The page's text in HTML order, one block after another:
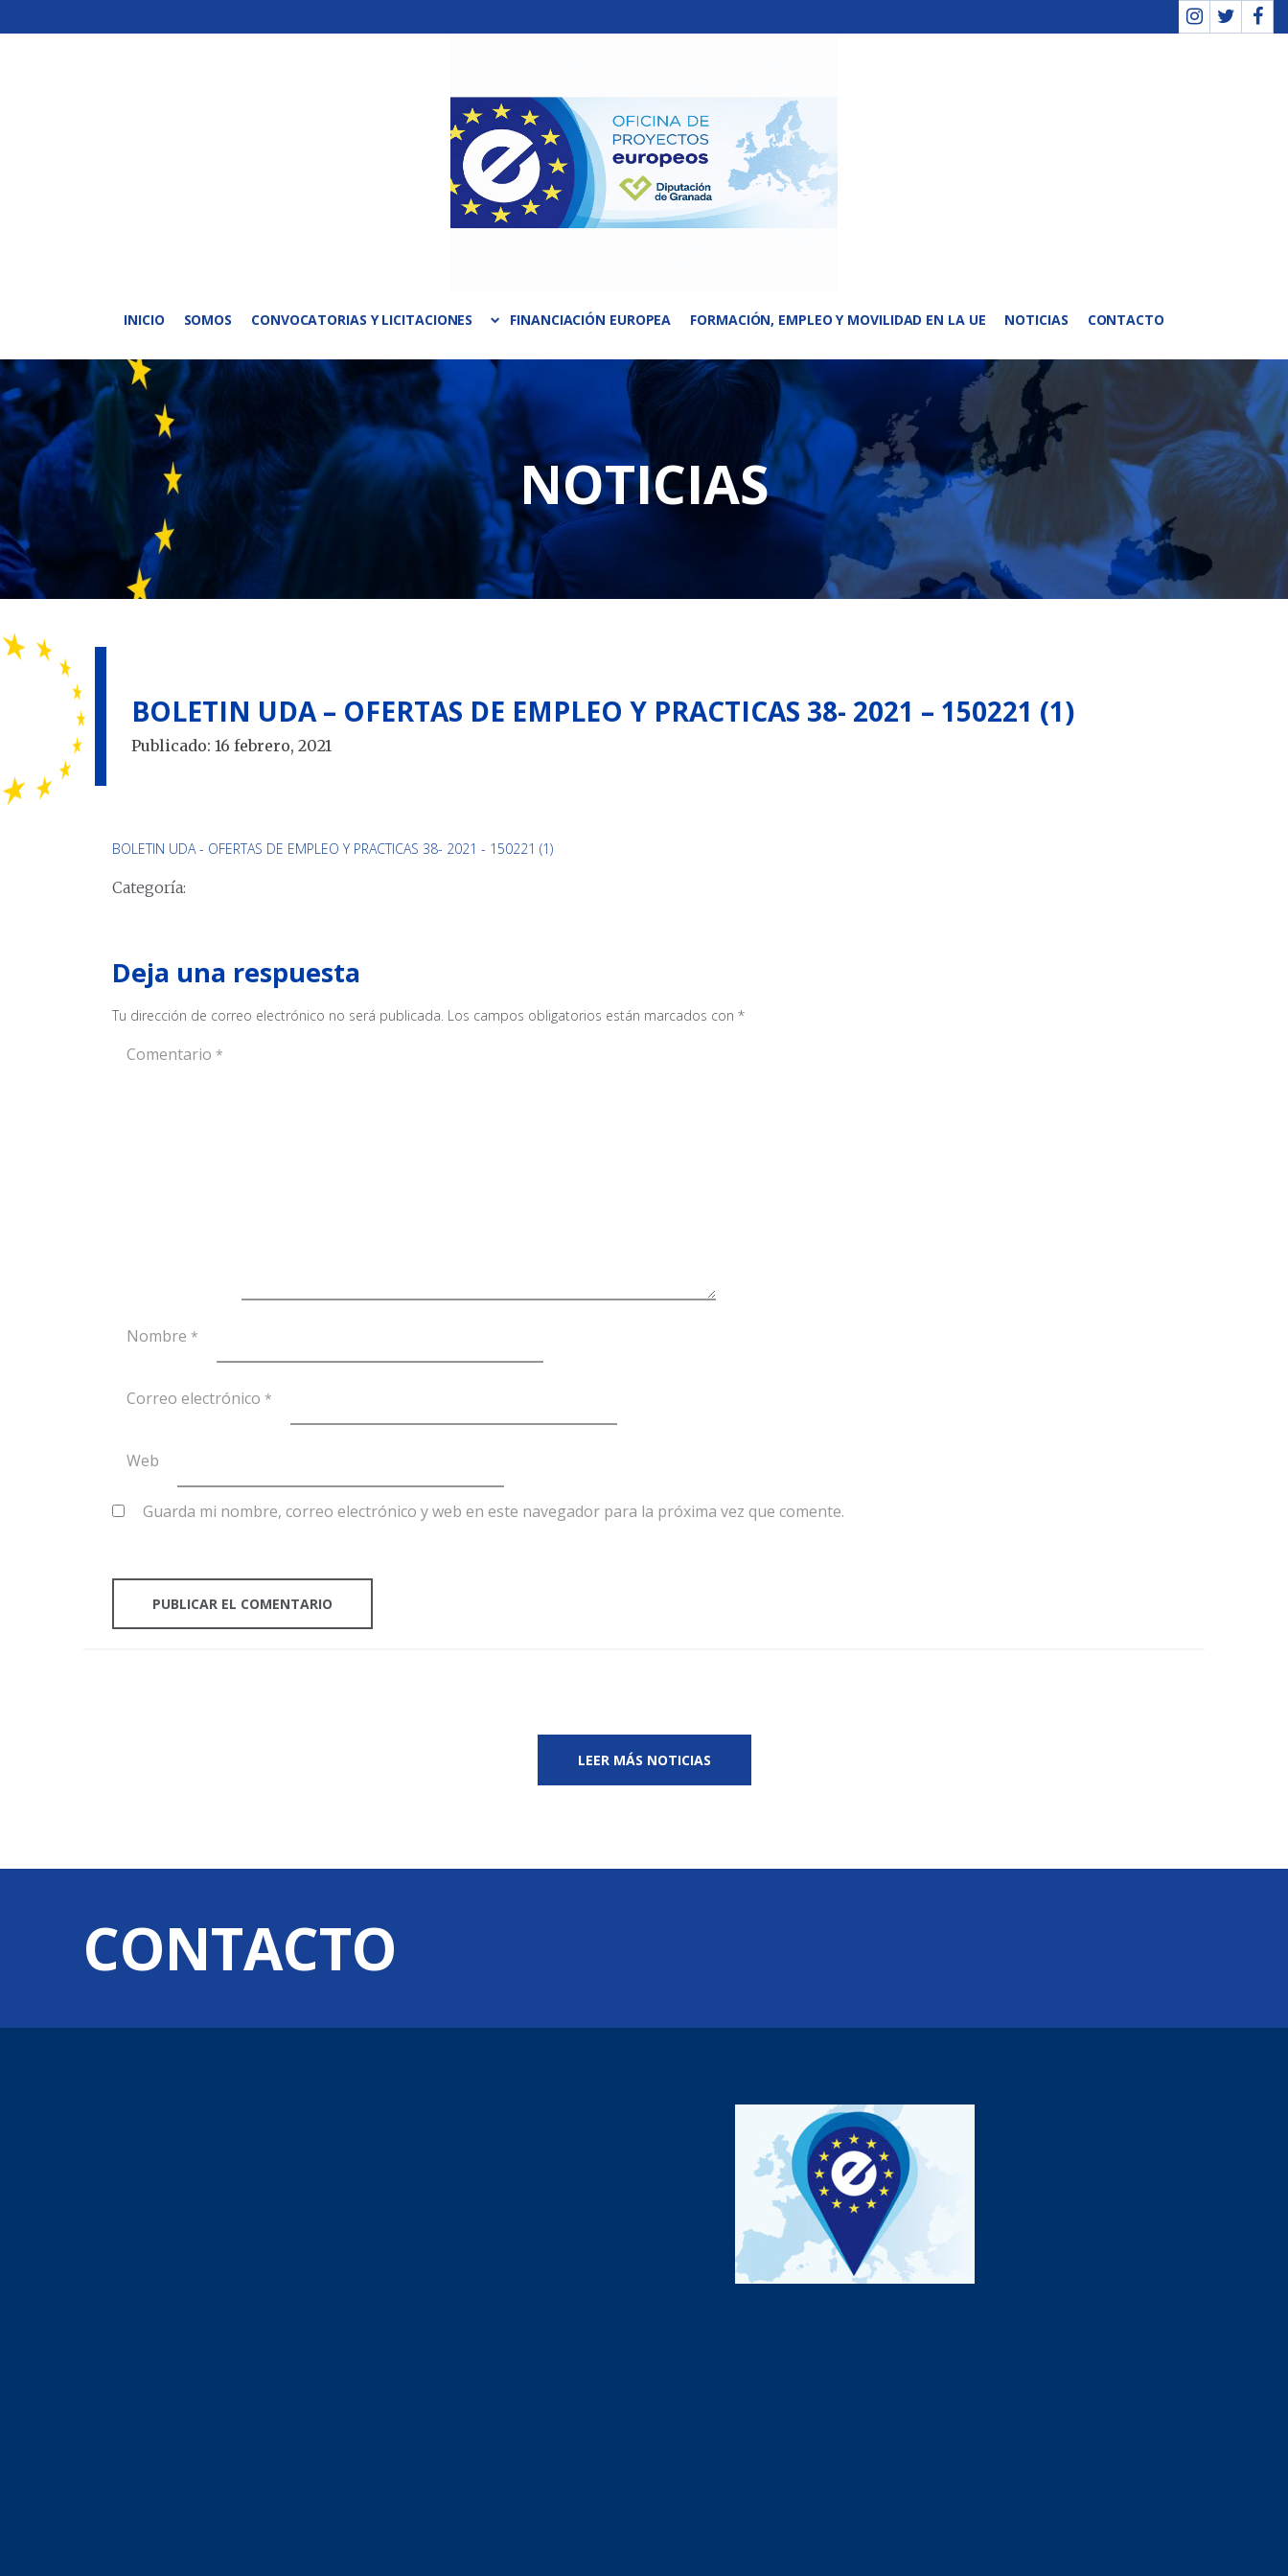
INICIO SOMOS CONVOCATORIAS Y LICITACIONES FINANCIACIÓN EUROPEA FORMACIÓN, EMPLEO Y MOVILIDAD EN LA UE NOTICIAS CONTACTO
NOTICIAS
BOLETIN UDA – OFERTAS DE EMPLEO Y PRACTICAS 38- 2021 – 150221 (1)
Publicado: 16 febrero, 2021
BOLETIN UDA - OFERTAS DE EMPLEO Y PRACTICAS 38- 2021 - 150221 (1)
Categoría:
Deja una respuesta
Tu dirección de correo electrónico no será publicada. Los campos obligatorios están marcados con *
Comentario *
Nombre *
Correo electrónico *
Web
Guarda mi nombre, correo electrónico y web en este navegador para la próxima vez que comente.
LEER MÁS NOTICIAS
CONTACTO